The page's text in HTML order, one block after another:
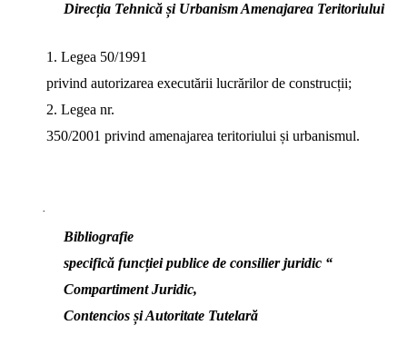
Direcția Tehnică și Urbanism Amenajarea Teritoriului
1. Legea 50/1991
privind autorizarea executării lucrărilor de construcții;
2. Legea nr.
350/2001 privind amenajarea teritoriului și urbanismul.
·
Bibliografie
specifică funcției publice de consilier juridic “
Compartiment Juridic,
Contencios și Autoritate Tutelară